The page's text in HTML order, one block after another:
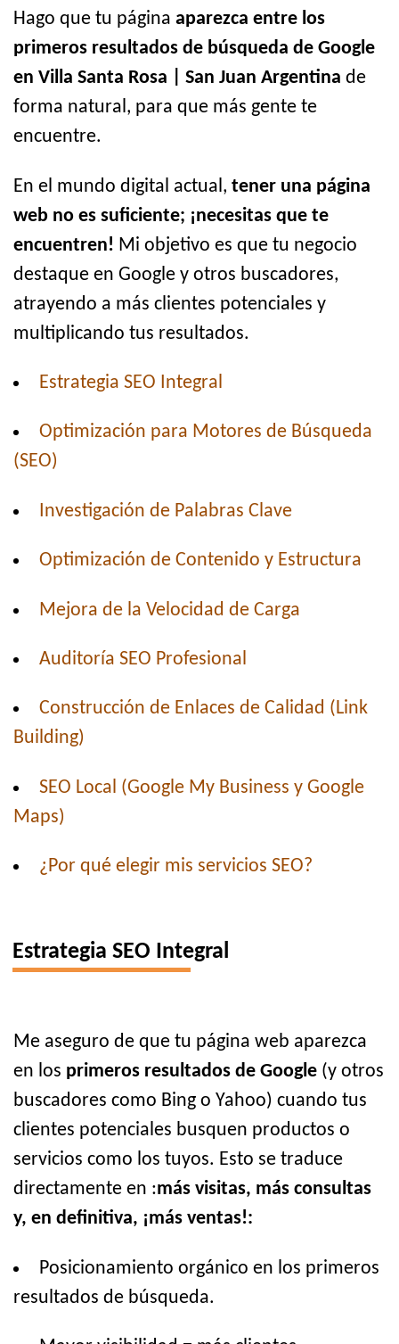
Hago que tu página aparezca entre los
primeros resultados de búsqueda de Google
en Villa Santa Rosa | San Juan Argentina de
forma natural, para que más gente te
encuentre.
En el mundo digital actual, tener una página
web no es suficiente; ¡necesitas que te
encuentren! Mi objetivo es que tu negocio
destaque en Google y otros buscadores,
atrayendo a más clientes potenciales y
multiplicando tus resultados.
Estrategia SEO Integral
Optimización para Motores de Búsqueda
(SEO)
Investigación de Palabras Clave
Optimización de Contenido y Estructura
Mejora de la Velocidad de Carga
Auditoría SEO Profesional
Construcción de Enlaces de Calidad (Link
Building)
SEO Local (Google My Business y Google
Maps)
¿Por qué elegir mis servicios SEO?
Estrategia SEO Integral
Me aseguro de que tu página web aparezca
en los primeros resultados de Google (y otros
buscadores como Bing o Yahoo) cuando tus
clientes potenciales busquen productos o
servicios como los tuyos. Esto se traduce
directamente en :más visitas, más consultas
y, en definitiva, ¡más ventas!:
Posicionamiento orgánico en los primeros
resultados de búsqueda.